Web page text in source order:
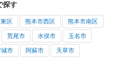
探す
区 熊本市西区 熊本市南区
荒尾市 水俣市 玉名市
市 阿蘇市 天草市